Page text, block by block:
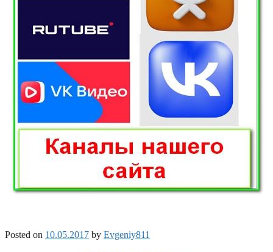
Posted on 10.05.2017 by Evgeniy811